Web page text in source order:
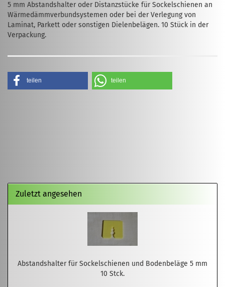
5 mm Abstandshalter oder Distanzstücke für Sockelschienen an
Wärmedämmverbundsystemen oder bei der Verlegung von
Laminat, Parkett oder sonstigen Dielenbelägen. 10 Stück in der
Verpackung.
teilen teilen
Zuletzt angesehen
Abstandshalter für Sockelschienen und Bodenbeläge 5 mm
10 Stck.